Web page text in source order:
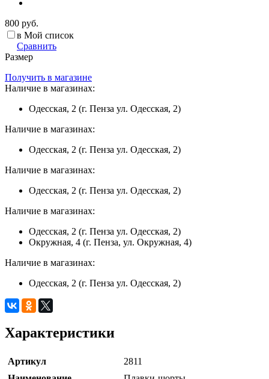
800 руб.
в Мой список
Сравнить
Размер
Получить в магазине
Наличие в магазинах:
Одесская, 2 (г. Пенза ул. Одесская, 2)
Наличие в магазинах:
Одесская, 2 (г. Пенза ул. Одесская, 2)
Наличие в магазинах:
Одесская, 2 (г. Пенза ул. Одесская, 2)
Наличие в магазинах:
Одесская, 2 (г. Пенза ул. Одесская, 2)
Окружная, 4 (г. Пенза, ул. Окружная, 4)
Наличие в магазинах:
Одесская, 2 (г. Пенза ул. Одесская, 2)
Характеристики
Артикул
2811